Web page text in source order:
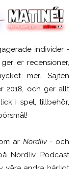
individer -
er recensioner,
mer. Sajten
2018, och ger allt
i spel, tillbehör,
är Nördliv- och
Nördliv Podcast